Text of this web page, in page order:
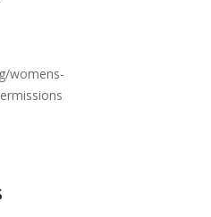
womens-